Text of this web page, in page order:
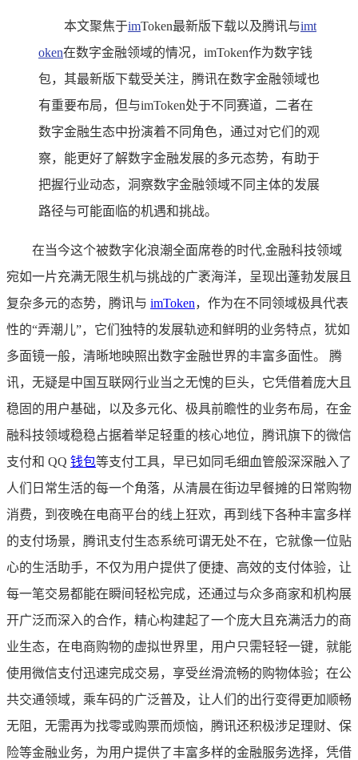
本文聚焦于imToken最新版下载以及腾讯与imt
oken在数字金融领域的情况，imToken作为数字钱
包，其最新版下载受关注，腾讯在数字金融领域也
有重要布局，但与imToken处于不同赛道，二者在
数字金融生态中扮演着不同角色，通过对它们的观
察，能更好了解数字金融发展的多元态势，有助于
把握行业动态，洞察数字金融领域不同主体的发展
路径与可能面临的机遇和挑战。
在当今这个被数字化浪潮全面席卷的时代,金融科技领域
宛如一片充满无限生机与挑战的广袤海洋，呈现出蓬勃发展且
复杂多元的态势，腾讯与 imToken，作为在不同领域极具代表
性的“弄潮儿”，它们独特的发展轨迹和鲜明的业务特点，犹如
多面镜一般，清晰地映照出数字金融世界的丰富多面性。 腾
讯，无疑是中国互联网行业当之无愧的巨头，它凭借着庞大且
稳固的用户基础，以及多元化、极具前瞻性的业务布局，在金
融科技领域稳稳占据着举足轻重的核心地位，腾讯旗下的微信
支付和 QQ 钱包等支付工具，早已如同毛细血管般深深融入了
人们日常生活的每一个角落，从清晨在街边早餐摊的日常购物
消费，到夜晚在电商平台的线上狂欢，再到线下各种丰富多样
的支付场景，腾讯支付生态系统可谓无处不在，它就像一位贴
心的生活助手，不仅为用户提供了便捷、高效的支付体验，让
每一笔交易都能在瞬间轻松完成，还通过与众多商家和机构展
开广泛而深入的合作，精心构建起了一个庞大且充满活力的商
业生态，在电商购物的虚拟世界里，用户只需轻轻一键，就能
使用微信支付迅速完成交易，享受丝滑流畅的购物体验；在公
共交通领域，乘车码的广泛普及，让人们的出行变得更加顺畅
无阻，无需再为找零或购票而烦恼，腾讯还积极涉足理财、保
险等金融业务，为用户提供了丰富多样的金融服务选择，凭借